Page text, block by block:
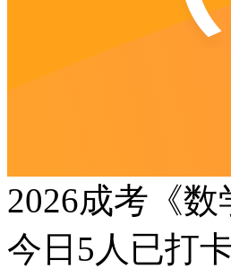
2026成考《
今日 5 人已打